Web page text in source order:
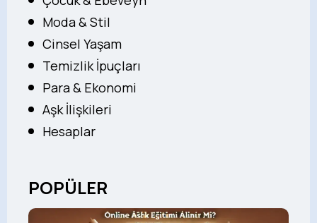
Moda & Stil
Cinsel Yaşam
Temizlik İpuçları
Para & Ekonomi
Aşk İlişkileri
Hesaplar
POPÜLER